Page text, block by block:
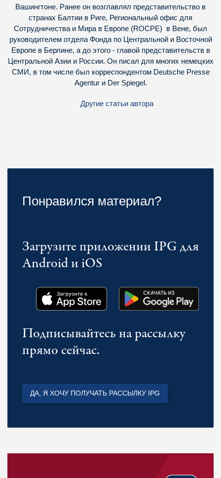
Вашингтоне. Ранее он возглавлял представительство в
странах Балтии в Риге, Региональный офис для
Сотрудничества и Мира в Европе (ROCPE) в Вене, был
руководителем отдела Фонда по Центральной и Восточной
Европе в Берлине, а до этого - главой представительств в
Центральной Азии и России. Он писал для многих немецких
СМИ, в том числе был корреспондентом Deutsche Presse
Agentur и Der Spiegel.
Другие статьи автора
Понравился материал?
Загрузите приложении IPG для
Android и iOS
Подписывайтесь на рассылку
прямо сейчас.
ДА, Я ХОЧУ ПОЛУЧАТЬ РАССЫЛКУ IPG